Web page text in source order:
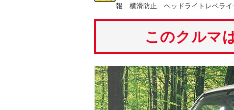
報 横滑防止 ヘッドライトレベライ
このクルマ